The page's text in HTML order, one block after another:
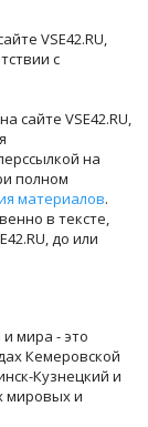
VSE42.RU,
с
сайте VSE42.RU,
на
полном
материалов.
в тексте,
до или
и мира - это
Кемеровской
Кузнецкий и
мировых и